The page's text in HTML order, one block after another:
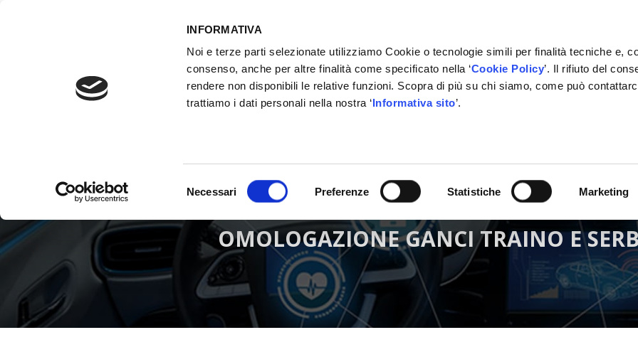
INFORMATIVA
Noi e terze parti selezionate utilizziamo Cookie o tecnologie simili per finalità tecniche e,
consenso, anche per altre finalità come specificato nella ‘Cookie Policy’. Il rifiuto del
rendere non disponibili le relative funzioni. Scopra di più su chi siamo, come può
trattiamo i dati personali nella nostra ‘Informativa sito’.
del
Necessari Preferenze Statistiche Marketing
OMOLOGAZIONE GANCI TRAINO E